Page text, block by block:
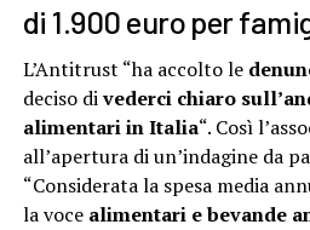
di 1.900 euro per
L’Antitrust “ha accolto le
deciso divederci chiaro
alimentari in Italia“. Così
all’apertura di un’indagine da
“Considerata la spesa media
la voce alimentari e bevande